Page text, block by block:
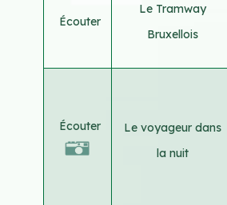
Écouter
Le Tramway
Bruxellois
Écouter
Le voyageur dans
la nuit